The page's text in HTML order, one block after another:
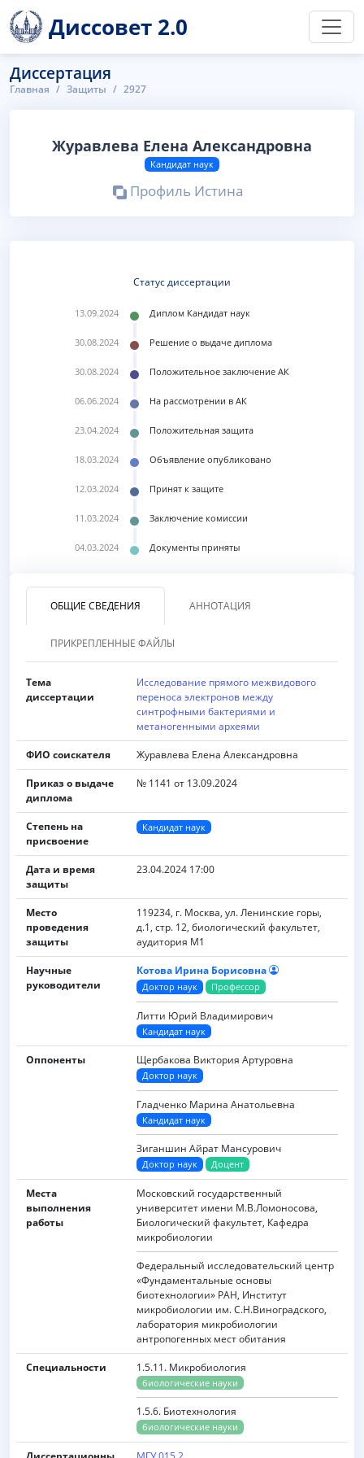
Диссовет 2.0
Диссертация
Главная Защиты 2927
Журавлева Елена Александровна
Кандидат наук
Профиль Истина
Статус диссертации
13.09.2024 Диплом Кандидат наук
30.08.2024 Решение о выдаче диплома
30.08.2024 Положительное заключение АК
06.06.2024 На рассмотрении в АК
23.04.2024 Положительная защита
18.03.2024 Объявление опубликовано
12.03.2024 Принят к защите
11.03.2024 Заключение комиссии
04.03.2024 Документы приняты
ОБЩИЕ СВЕДЕНИЯ АННОТАЦИЯ
ПРИКРЕПЛЕННЫЕ ФАЙЛЫ
Тема
диссертации
Исследование прямого межвидового
переноса электронов между
синтрофными бактериями и
метаногенными археями
ФИО соискателя Журавлева Елена Александровна
Приказ о выдаче
диплома
№ 1141 от 13.09.2024
Степень на
присвоение
Кандидат наук
Дата и время
защиты
23.04.2024 17:00
Место
проведения
защиты
119234, г. Москва, ул. Ленинские горы,
д.1, стр. 12, биологический факультет,
аудитория М1
Научные
руководители
Котова Ирина Борисовна
Доктор наук Профессор
Литти Юрий Владимирович
Кандидат наук
Оппоненты Щербакова Виктория Артуровна
Доктор наук
Гладченко Марина Анатольевна
Кандидат наук
Зиганшин Айрат Мансурович
Доктор наук Доцент
Места
выполнения
работы
Московский государственный
университет имени M.B.Ломоносова,
Биологический факультет, Кафедра
микробиологии
Федеральный исследовательский центр
«Фундаментальные основы
биотехнологии» РАН, Институт
микробиологии им. С.Н.Виноградского,
лаборатория микробиологии
антропогенных мест обитания
Специальности 1.5.11. Микробиология
биологические науки
1.5.6. Биотехнология
биологические науки